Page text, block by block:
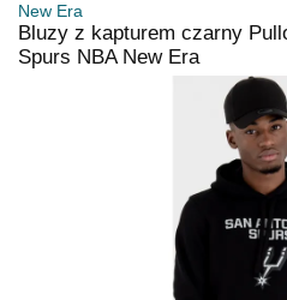
New Era
Bluzy z kapturem czarny
Spurs NBA New Era